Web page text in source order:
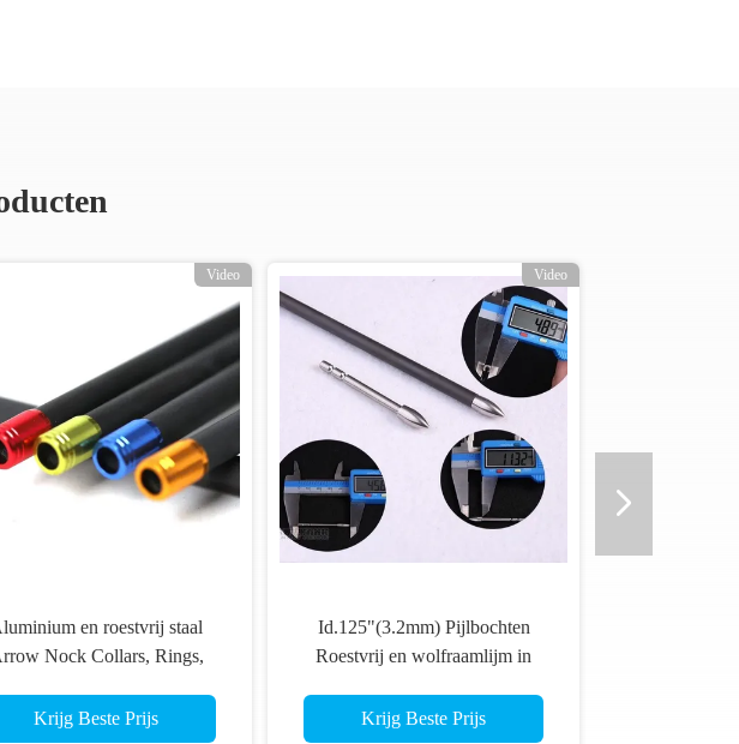
Video
en roestvrij staal
Nock Collars, Rings,
Collars
Krijg Beste Prijs
Video
Id.125"(3.2mm) Pijlbochten
Roestvrij en wolfraamlijm in
Breekpunten
Krijg Beste Prijs